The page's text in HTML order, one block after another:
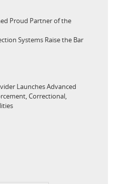
Proud Partner of the
Systems Raise the Bar
Launches Advanced
Correctional,